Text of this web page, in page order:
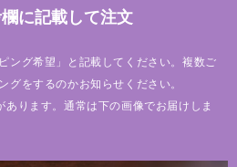
に記載して注文
ング希望」と記載してください。複数ご
グをするのかお知らせください。
ります。通常は下の画像でお届けしま